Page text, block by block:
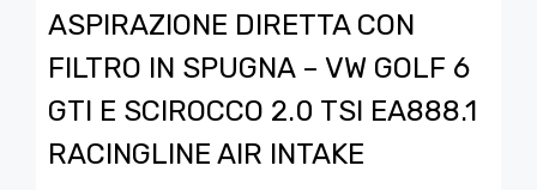
ASPIRAZIONE DIRETTA CON
FILTRO IN SPUGNA – VW GOLF 6
GTI E SCIROCCO 2.0 TSI EA888.1
RACINGLINE AIR INTAKE